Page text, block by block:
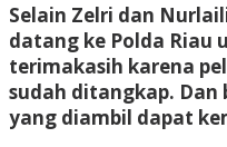
Selain Zelri dan
datang ke Polda Riau
terimakasih karena
sudah ditangkap. Dan
yang diambil dapat